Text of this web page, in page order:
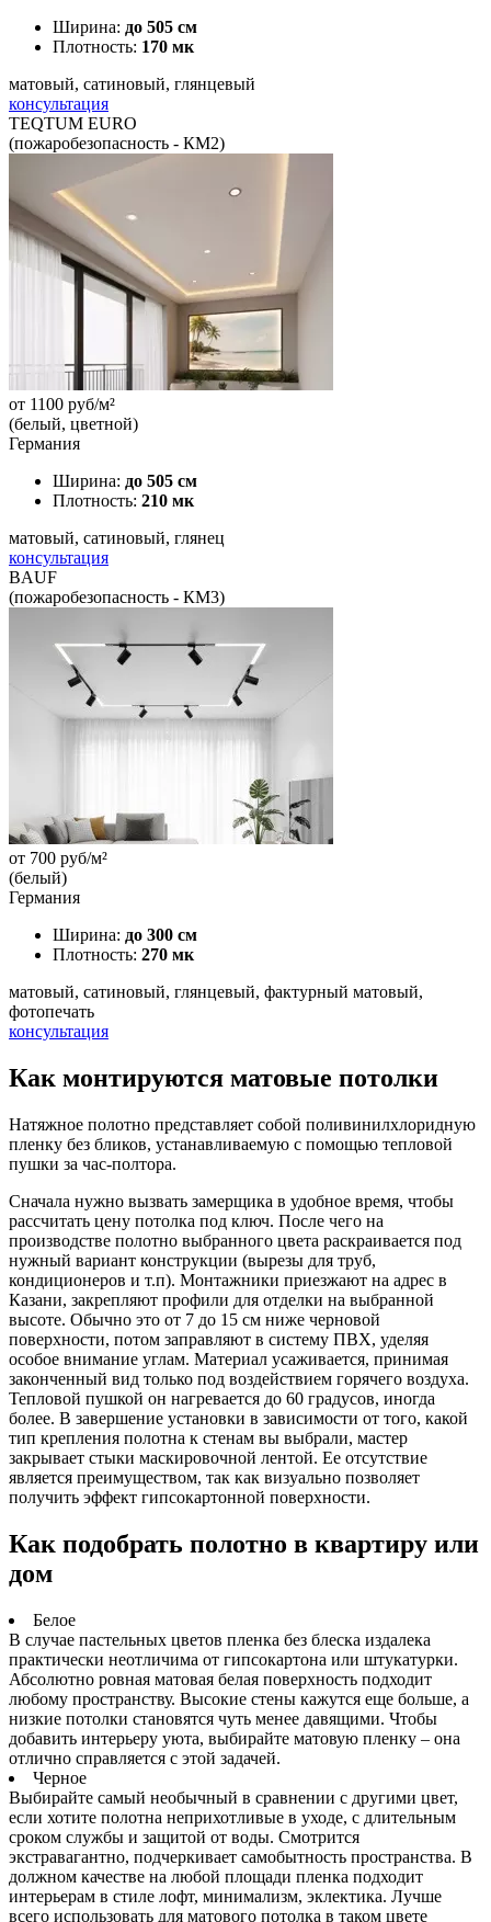
Ширина: до 505 см
Плотность: 170 мк
матовый, сатиновый, глянцевый
консультация
TEQTUM EURO
(пожаробезопасность - КМ2)
от 1100 руб/м²
(белый, цветной)
Германия
Ширина: до 505 см
Плотность: 210 мк
матовый, сатиновый, глянец
консультация
BAUF
(пожаробезопасность - КМ3)
от 700 руб/м²
(белый)
Германия
Ширина: до 300 см
Плотность: 270 мк
матовый, сатиновый, глянцевый, фактурный матовый,
фотопечать
консультация
Как монтируются матовые потолки
Натяжное полотно представляет собой поливинилхлоридную
пленку без бликов, устанавливаемую с помощью тепловой
пушки за час-полтора.
Сначала нужно вызвать замерщика в удобное время, чтобы
рассчитать цену потолка под ключ. После чего на
производстве полотно выбранного цвета раскраивается под
нужный вариант конструкции (вырезы для труб,
кондиционеров и т.п). Монтажники приезжают на адрес в
Казани, закрепляют профили для отделки на выбранной
высоте. Обычно это от 7 до 15 см ниже черновой
поверхности, потом заправляют в систему ПВХ, уделяя
особое внимание углам. Материал усаживается, принимая
законченный вид только под воздействием горячего воздуха.
Тепловой пушкой он нагревается до 60 градусов, иногда
более. В завершение установки в зависимости от того, какой
тип крепления полотна к стенам вы выбрали, мастер
закрывает стыки маскировочной лентой. Ее отсутствие
является преимуществом, так как визуально позволяет
получить эффект гипсокартонной поверхности.
Как подобрать полотно в квартиру или
дом
Белое
В случае пастельных цветов пленка без блеска издалека
практически неотличима от гипсокартона или штукатурки.
Абсолютно ровная матовая белая поверхность подходит
любому пространству. Высокие стены кажутся еще больше, а
низкие потолки становятся чуть менее давящими. Чтобы
добавить интерьеру уюта, выбирайте матовую пленку – она
отлично справляется с этой задачей.
Черное
Выбирайте самый необычный в сравнении с другими цвет,
если хотите полотна неприхотливые в уходе, с длительным
сроком службы и защитой от воды. Смотрится
экстравагантно, подчеркивает самобытность пространства. В
должном качестве на любой площади пленка подходит
интерьерам в стиле лофт, минимализм, эклектика. Лучше
всего использовать для матового потолка в таком цвете